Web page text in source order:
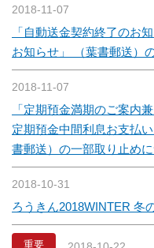
2018-11-07
「自動送金契約終了のお
お知らせ」 （葉書郵送）
2018-11-07
「定期預金満期のご案内
定期預金中間利息お支払
書郵送）の一部取り止め
2018-10-31
ろうきん2018WINTER 冬
重要